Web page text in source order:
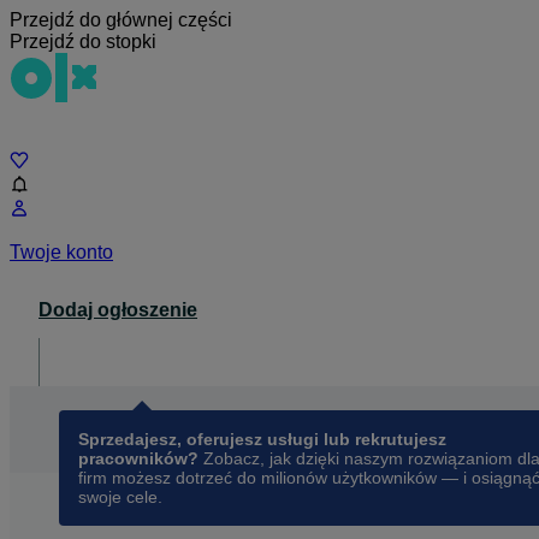
Przejdź do głównej części
Przejdź do stopki
Twoje konto
Dodaj ogłoszenie
Sprzedajesz, oferujesz usługi lub rekrutujesz
pracowników? Zobacz, jak dzięki naszym rozwiązaniom dla
firm możesz dotrzeć do milionów użytkowników — i osiągnąć
swoje cele.